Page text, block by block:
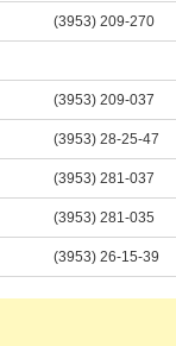
(3953) 209-270
(3953) 209-037
(3953) 28-25-47
(3953) 281-037
(3953) 281-035
(3953) 26-15-39